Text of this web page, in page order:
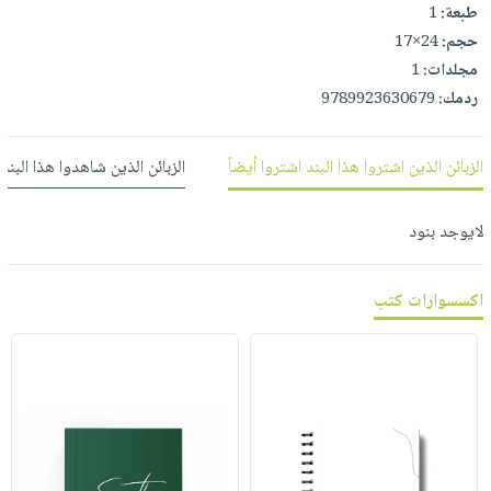
العناية
بالأسنان
الحمية
والتغذية
أدوات
المائدة
الأوعية
أدوات
المطبخ
الأكثر
مبيعاً
العودة
للمدارس
اكسسوارات
كتب
منزلية
اكسسوارات
ملابس
مطرزات
عناية
شحن
مجاني
بنود
اشتراكات
كل
صندوق
القراءة
iKitab
بلا
بحث
نيل
وفرات
سياسة
الشركة
لائحة
الأمنيات
طبعة:1
حجم:24×17
مجلدات:1
ردمك:9789923630679
الزبائن الذين اشتروا هذا البند اشتروا أيضاً الزبائن الذين شاهدوا هذا
لايوجد بنود
اكسسوارات كتب